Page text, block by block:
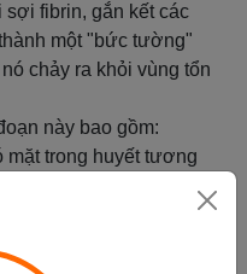
fibrin, gắn kết các
một "bức tường"
chảy ra khỏi vùng tổn
này bao gồm:
mặt trong huyết tương